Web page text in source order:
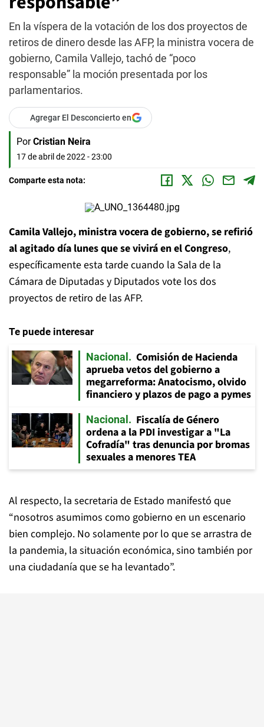
En la víspera de la votación de los dos proyectos de
retiros de dinero desde las AFP, la ministra vocera de
gobierno, Camila Vallejo, tachó de “poco
responsable” la moción presentada por los
parlamentarios.
Agregar El Desconcierto en
Por Cristian Neira
17 de abril de 2022 - 23:00
Comparte esta nota:
Camila Vallejo, ministra vocera de gobierno, se refirió
al agitado día lunes que se vivirá en el Congreso,
específicamente esta tarde cuando la Sala de la
Cámara de Diputadas y Diputados vote los dos
proyectos de retiro de las AFP.
Te puede interesar
Nacional
Comisión de Hacienda
aprueba vetos del gobierno a
megarreforma: Anatocismo, olvido
financiero y plazos de pago a pymes
Nacional
Fiscalía de Género
ordena a la PDI investigar a "La
Cofradía" tras denuncia por bromas
sexuales a menores TEA
Al respecto, la secretaria de Estado manifestó que
“nosotros asumimos como gobierno en un escenario
bien complejo. No solamente por lo que se arrastra de
la pandemia, la situación económica, sino también por
una ciudadanía que se ha levantado”.